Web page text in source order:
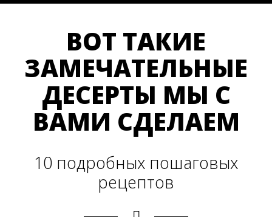
ВОТ ТАКИЕ
ЗАМЕЧАТЕЛЬНЫЕ
ДЕСЕРТЫ МЫ С
ВАМИ СДЕЛАЕМ
10 подробных пошаговых
рецептов